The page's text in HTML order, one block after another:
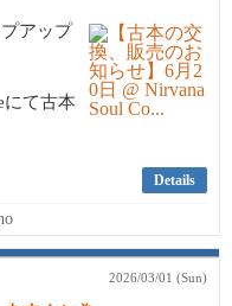
アップ
にて古本
Details
2026/03/01 (Sun)